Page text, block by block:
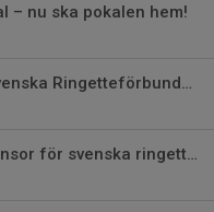
– nu ska pokalen hem!
Neea Hanström invald i Svenska Ringetteförbundets styrelse
Bäckströms blir huvudsponsor för svenska ringettelandslaget inför VM i Laht